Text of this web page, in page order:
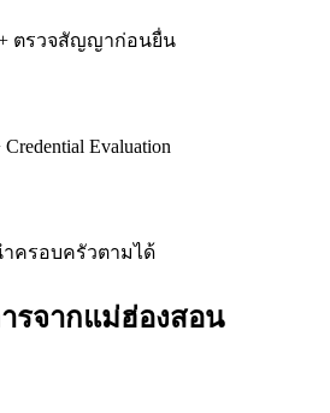
+ ตรวจสัญญาก่อนยื่น
Evaluation
ำครอบครัวตามได้
รจากแม่ฮ่องสอน